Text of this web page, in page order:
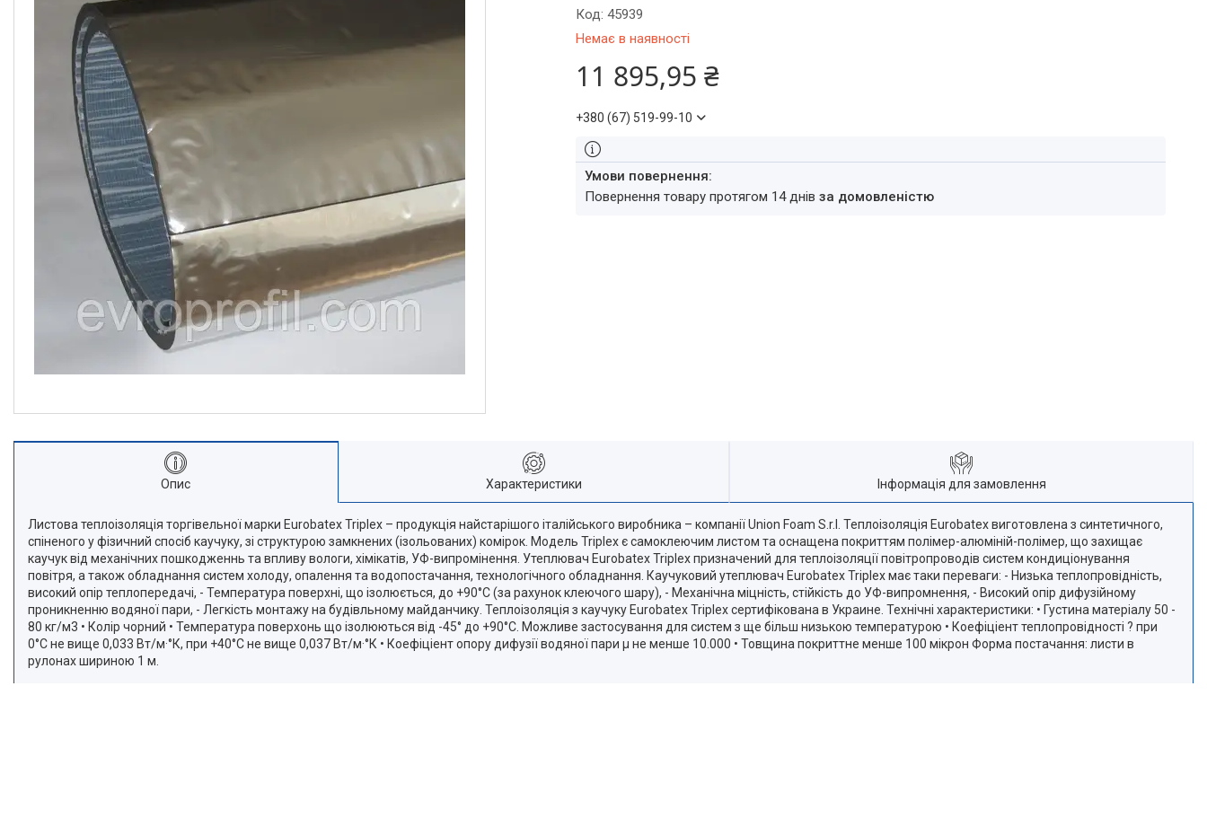
Немає в наявності
Код:45939
11 895,95 ₴
+380 (67) 519-99-10
повернення товару протягом 14 днівза домовленістю
Опис Характеристики Інформація для замовлення
Листова теплоізоляція торгівельної марки Eurobatex Triplex – продукція найстарішого італійського виробника – компанії Union Foam S.r.l. Теплоізоляція Eurobatex виготовлена з синтетичного,
спіненого у фізичний спосіб каучуку, зі структурою замкнених (ізольованих) комірок. Модель Triplex є самоклеючим листом та оснащена покриттям полімер-алюміній-полімер, що захищає
каучук від механічних пошкодженнь та впливу вологи, хімікатів, УФ-випромінення. Утеплювач Eurobatex Triplex призначений для теплоізоляції повітропроводів систем кондиціонування
повітря, а також обладнання систем холоду, опалення та водопостачання, технологічного обладнання. Каучуковий утеплювач Eurobatex Triplex має таки переваги: - Низька теплопровідність,
високий опір теплопередачі, - Температура поверхні, що ізолюється, до +90°С (за рахунок клеючого шару), - Механічна міцність, стійкість до УФ-випромнення, - Високий опір дифузійному
проникненню водяної пари, - Легкість монтажу на будівльному майданчику. Теплоізоляція з каучуку Eurobatex Triplex сертифікована в Украине. Технічні характеристики: • Густина матеріалу 50 -
80 кг/м3 • Колір чорний • Температура поверхонь що ізолюються від -45° до +90°С. Можливе застосування для систем з ще більш низькою температурою • Коефіціент теплопровідності ? при
0°С не вище 0,033 Вт/м·°К, при +40°С не вище 0,037 Вт/м·°К • Коефіціент опору дифузії водяної пари µ не менше 10.000 • Товщина покриттне менше 100 мікрон Форма постачання: листи в
рулонах шириною 1 м.